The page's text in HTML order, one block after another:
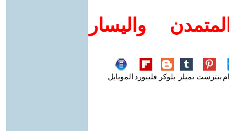
واليسار
بنترست تمبلر بلوكر فليبورد الموبايل